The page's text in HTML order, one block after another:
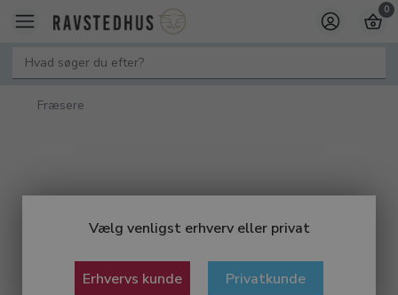
Vælg venligst erhverv eller privat
Erhvervs kunde Privatkunde
0
Fræsere